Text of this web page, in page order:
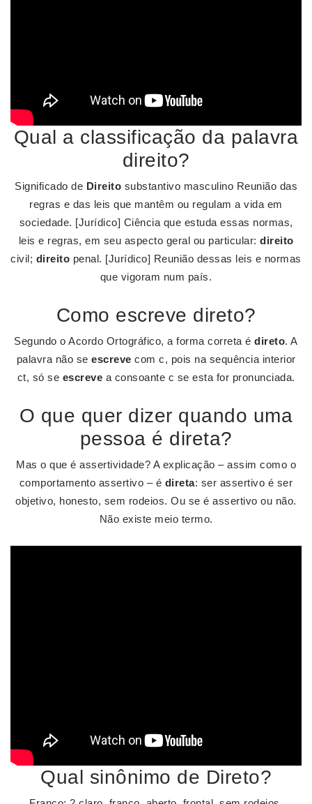
Qual a classificação da palavra
direito?
Significado de Direito substantivo masculino Reunião das
regras e das leis que mantêm ou regulam a vida em
sociedade. [Jurídico] Ciência que estuda essas normas,
leis e regras, em seu aspecto geral ou particular: direito
civil; direito penal. [Jurídico] Reunião dessas leis e normas
que vigoram num país.
Como escreve direto?
Segundo o Acordo Ortográfico, a forma correta édireto. A
palavra não se escreve com c, pois na sequência interior
ct, só se escreve a consoante c se esta for pronunciada.
O que quer dizer quando uma
pessoa é direta?
Mas o que é assertividade? A explicação – assim como o
comportamento assertivo – é direta: ser assertivo é ser
objetivo, honesto, sem rodeios. Ou se é assertivo ou não.
Não existe meio termo.
Qual sinônimo de Direto?